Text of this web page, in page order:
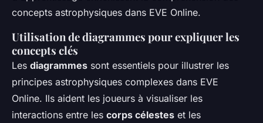
concepts astrophysiques dans EVE Online.
Utilisation de diagrammes pour expliquer les
concepts clés
Les diagrammes sont essentiels pour illustrer les
principes astrophysiques complexes dans EVE
Online. Ils aident les joueurs à visualiser les
interactions entre les corps célestes et les